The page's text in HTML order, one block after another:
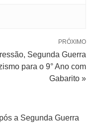
PRÓXIMO
Segunda Guerra
para o 9° Ano com
Gabarito »
a Segunda Guerra